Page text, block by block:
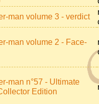
man volume 3 - verdict
man volume 2 - Face-
man n°57 - Ultimate
Edition